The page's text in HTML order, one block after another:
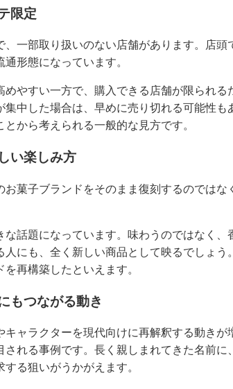
限定
、一部取り扱いのない店舗があります。店
形態になっています。
めやすい一方で、購入できる店舗が限られ
集中した場合は、早めに売り切れる可能性
から考えられる一般的な見方です。
い楽しみ方
お菓子ブランドをそのまま復刻するのではな
な話題になっています。味わうのではなく
にも、全く新しい商品として映るでしょう
再構築したといえます。
もつながる動き
ャラクターを現代向けに再解釈する動きが
される事例です。長く親しまれてきた名前
る狙いがうかがえます。